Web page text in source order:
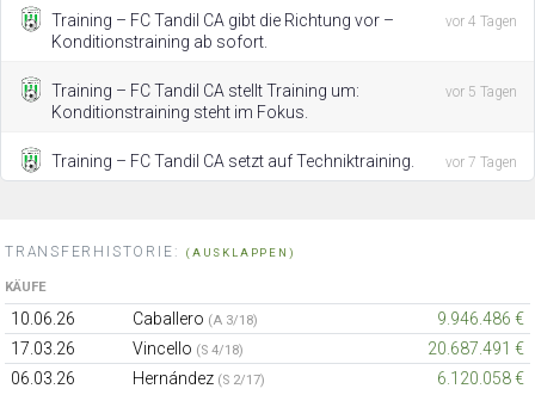
Training – FC Tandil CA gibt die Richtung vor –
Konditionstraining ab sofort.
vor 4 Tagen
Training – FC Tandil CA stellt Training um:
Konditionstraining steht im Fokus.
vor 5 Tagen
Training – FC Tandil CA setzt auf Techniktraining. vor 7 Tagen
TRANSFERHISTORIE: (AUSKLAPPEN)
KÄUFE
10.06.26 Caballero (A 3/18)
9.946.486 €
17.03.26
Vincello (S 4/18)
20.687.491 €
06.03.26
Hernández (S 2/17) 6.120.058 €